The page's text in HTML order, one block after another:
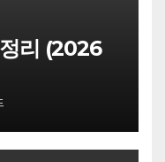
리 (2026